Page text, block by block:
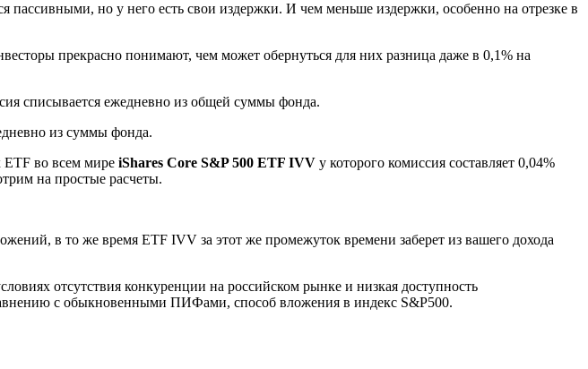
но у него есть свои издержки. И чем меньше издержки, особенно на отрезке в
прекрасно понимают, чем может обернуться для них разница даже в 0,1% на
списывается ежедневно из общей суммы фонда.
из суммы фонда.
ETF во всем мире iShares Core S&P 500 ETF IVV у которого комиссия составляет 0,04%
на простые расчеты.
в то же время ETF IVV за этот же промежуток времени заберет из вашего дохода
отсутствия конкуренции на российском рынке и низкая доступность
с обыкновенными ПИФами, способ вложения в индекс S&P500.